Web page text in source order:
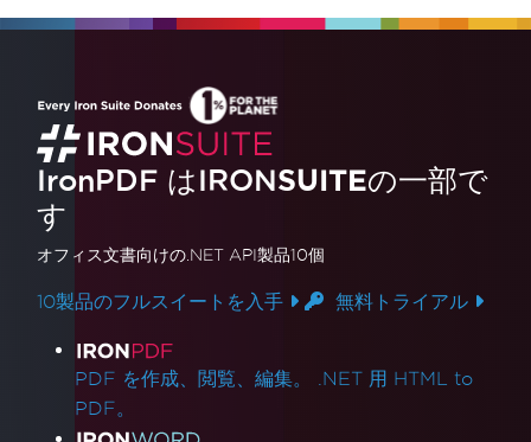
IronPDF はIRONSUITEの一部で
す
オフィス文書向けの.NET API製品10個
10製品のフルスイートを入手 無料トライアル
製品リンク
PDF を作成、閲覧、編集。 .NET 用 HTML to
PDF。